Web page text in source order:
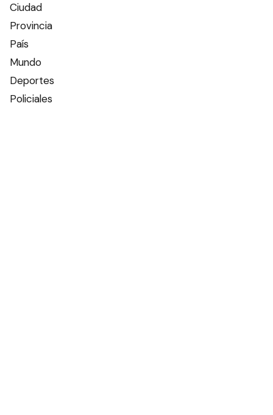
Ciudad
Provincia
País
Mundo
Deportes
Policiales